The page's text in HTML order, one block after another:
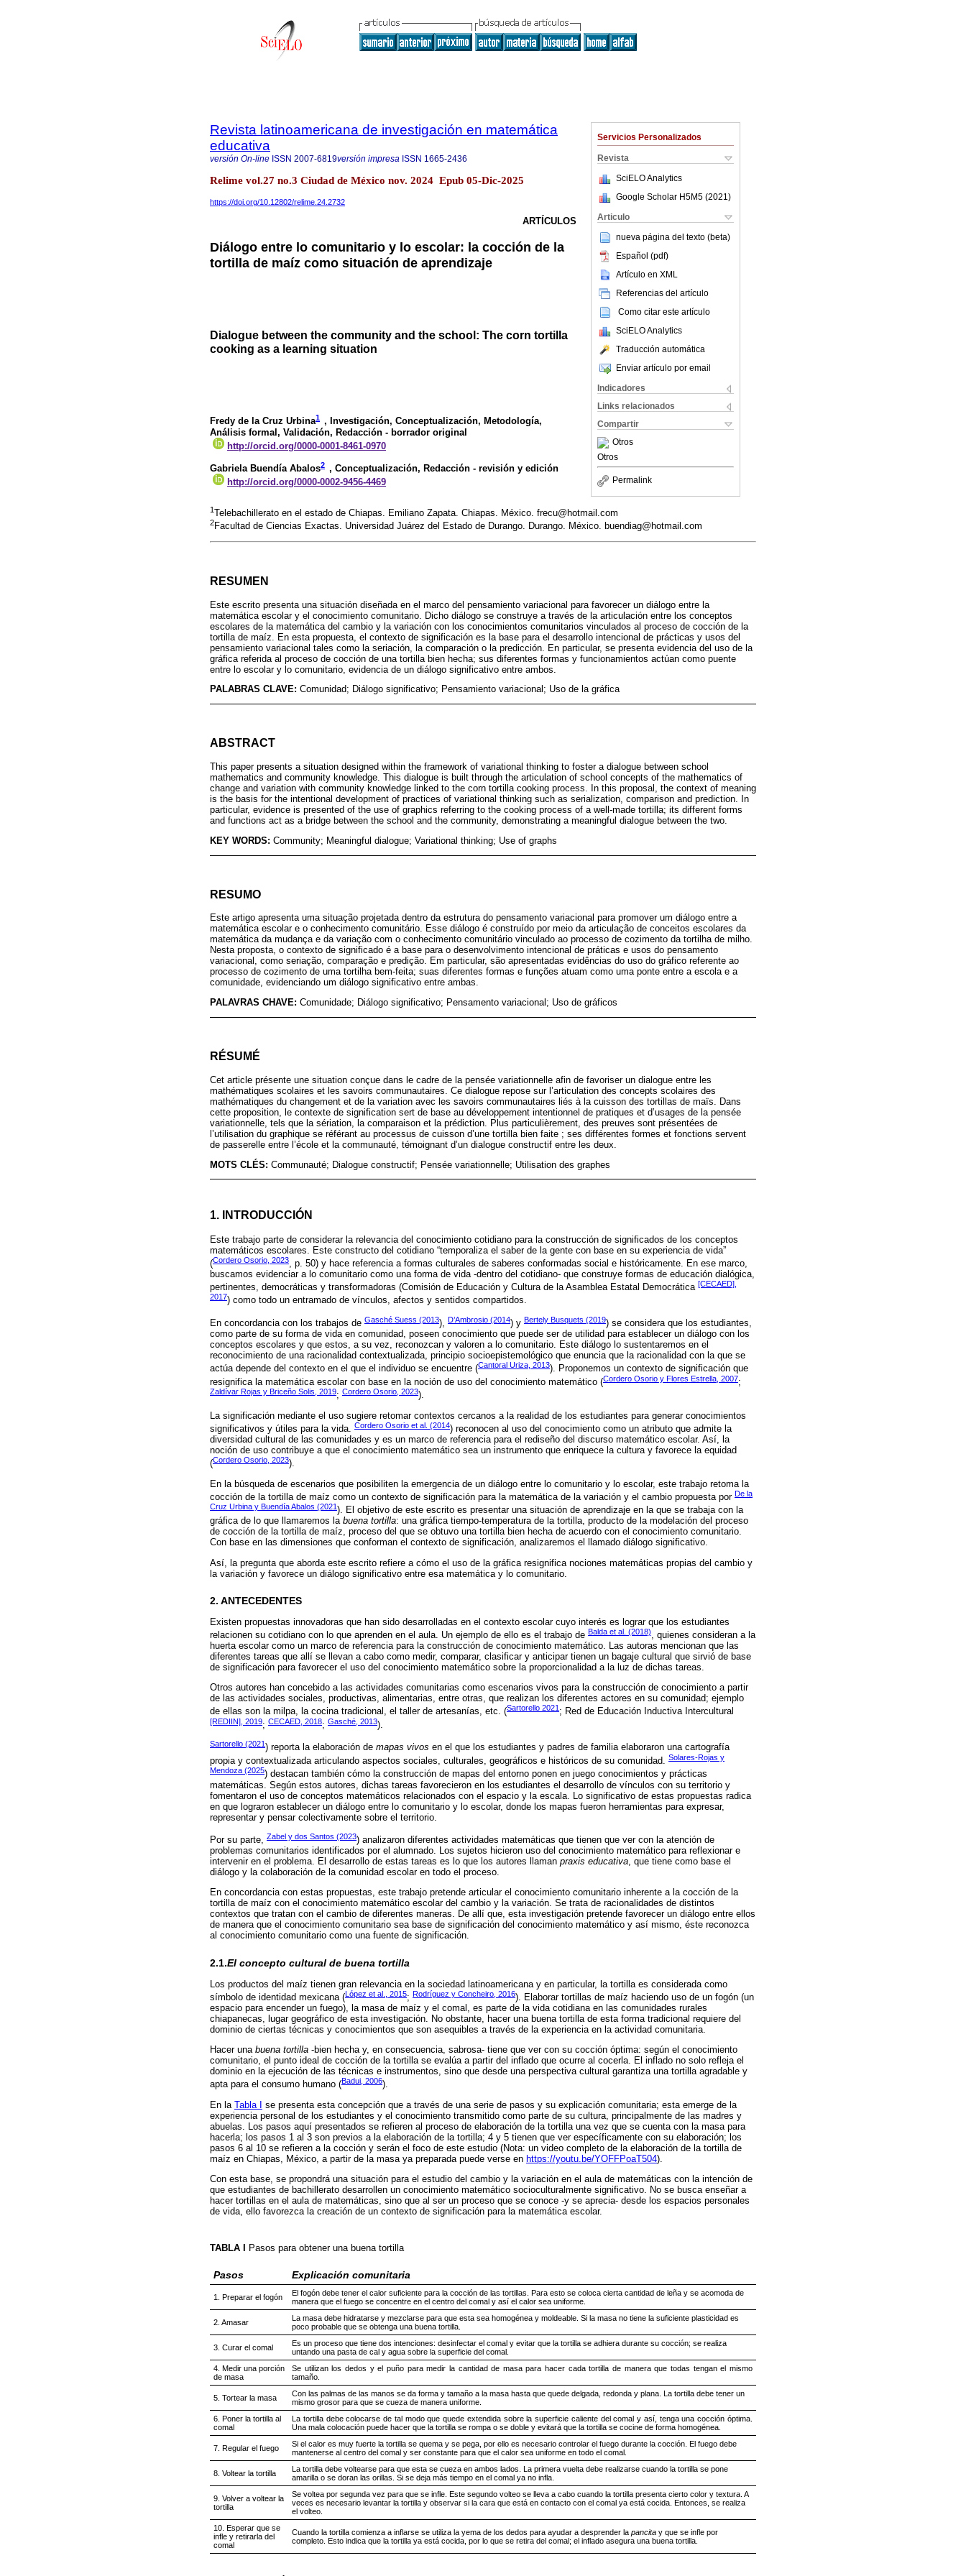
Servicios Personalizados
Revista
SciELO Analytics
Google Scholar H5M5 (2021 )
Articulo
nueva página del texto (beta)
Español (pdf)
Artículo en XML
Referencias del artículo
Como citar este artículo
SciELO Analytics
Traducción automática
Enviar artículo por email
Indicadores
Links relacionados
Compartir
Otros
Otros
Permalink
Revista latinoamericana de investigación en matemática
educativa
versión On-line ISSN 2007-6819versión impresa ISSN 1665-2436
Relime vol.27 no.3 Ciudad de México nov. 2024 Epub 05-Dic-2025
https://doi.org/10.12802/relime.24.2732
ARTÍCULOS
Diálogo entre lo comunitario y lo escolar: la cocción de la
tortilla de maíz como situación de aprendizaje
Dialogue between the community and the school: The corn tortilla
cooking as a learning situation
Fredy de la Cruz Urbina1 , Investigación, Conceptualización, Metodología,
Análisis formal, Validación, Redacción - borrador original
http://orcid.org/0000-0001-8461-0970
Gabriela Buendía Abalos2 , Conceptualización, Redacción - revisión y edición
http://orcid.org/0000-0002-9456-4469
1Telebachillerato en el estado de Chiapas. Emiliano Zapata. Chiapas. México. frecu@hotmail.com
2Facultad de Ciencias Exactas. Universidad Juárez del Estado de Durango. Durango. México. buendiag@hotmail.com
RESUMEN
Este escrito presenta una situación diseñada en el marco del pensamiento variacional para favorecer un diálogo entre la
matemática escolar y el conocimiento comunitario. Dicho diálogo se construye a través de la articulación entre los conceptos
escolares de la matemática del cambio y la variación con los conocimientos comunitarios vinculados al proceso de cocción de la
tortilla de maíz. En esta propuesta, el contexto de significación es la base para el desarrollo intencional de prácticas y usos del
pensamiento variacional tales como la seriación, la comparación o la predicción. En particular, se presenta evidencia del uso de la
gráfica referida al proceso de cocción de una tortilla bien hecha; sus diferentes formas y funcionamientos actúan como puente
entre lo escolar y lo comunitario, evidencia de un diálogo significativo entre ambos.
PALABRAS CLAVE: Comunidad; Diálogo significativo; Pensamiento variacional; Uso de la gráfica
ABSTRACT
This paper presents a situation designed within the framework of variational thinking to foster a dialogue between school
mathematics and community knowledge. This dialogue is built through the articulation of school concepts of the mathematics of
change and variation with community knowledge linked to the corn tortilla cooking process. In this proposal, the context of meaning
is the basis for the intentional development of practices of variational thinking such as serialization, comparison and prediction. In
particular, evidence is presented of the use of graphics referring to the cooking process of a well-made tortilla; its different forms
and functions act as a bridge between the school and the community, demonstrating a meaningful dialogue between the two.
KEY WORDS: Community; Meaningful dialogue; Variational thinking; Use of graphs
RESUMO
Este artigo apresenta uma situação projetada dentro da estrutura do pensamento variacional para promover um diálogo entre a
matemática escolar e o conhecimento comunitário. Esse diálogo é construído por meio da articulação de conceitos escolares da
matemática da mudança e da variação com o conhecimento comunitário vinculado ao processo de cozimento da tortilha de milho.
Nesta proposta, o contexto de significado é a base para o desenvolvimento intencional de práticas e usos do pensamento
variacional, como seriação, comparação e predição. Em particular, são apresentadas evidências do uso do gráfico referente ao
processo de cozimento de uma tortilha bem-feita; suas diferentes formas e funções atuam como uma ponte entre a escola e a
comunidade, evidenciando um diálogo significativo entre ambas.
PALAVRAS CHAVE: Comunidade; Diálogo significativo; Pensamento variacional; Uso de gráficos
RÉSUMÉ
Cet article présente une situation conçue dans le cadre de la pensée variationnelle afin de favoriser un dialogue entre les
mathématiques scolaires et les savoirs communautaires. Ce dialogue repose sur l’articulation des concepts scolaires des
mathématiques du changement et de la variation avec les savoirs communautaires liés à la cuisson des tortillas de maïs. Dans
cette proposition, le contexte de signification sert de base au développement intentionnel de pratiques et d’usages de la pensée
variationnelle, tels que la sériation, la comparaison et la prédiction. Plus particulièrement, des preuves sont présentées de
l’utilisation du graphique se référant au processus de cuisson d’une tortilla bien faite ; ses différentes formes et fonctions servent
de passerelle entre l’école et la communauté, témoignant d’un dialogue constructif entre les deux.
MOTS CLÉS: Communauté; Dialogue constructif; Pensée variationnelle; Utilisation des graphes
1. INTRODUCCIÓN
Este trabajo parte de considerar la relevancia del conocimiento cotidiano para la construcción de significados de los conceptos
matemáticos escolares. Este constructo del cotidiano “temporaliza el saber de la gente con base en su experiencia de vida”
(Cordero Osorio, 2023, p. 50) y hace referencia a formas culturales de saberes conformadas social e históricamente. En ese marco,
buscamos evidenciar a lo comunitario como una forma de vida -dentro del cotidiano- que construye formas de educación dialógica,
pertinentes, democráticas y transformadoras (Comisión de Educación y Cultura de la Asamblea Estatal Democrática [CECAED],
2017) como todo un entramado de vínculos, afectos y sentidos compartidos.
En concordancia con los trabajos de Gasché Suess (2013), D’Ambrosio (2014) y Bertely Busquets (2019) se considera que los estudiantes,
como parte de su forma de vida en comunidad, poseen conocimiento que puede ser de utilidad para establecer un diálogo con los
conceptos escolares y que estos, a su vez, reconozcan y valoren a lo comunitario. Este diálogo lo sustentaremos en el
reconocimiento de una racionalidad contextualizada, principio socioepistemológico que enuncia que la racionalidad con la que se
actúa depende del contexto en el que el individuo se encuentre (Cantoral Uriza, 2013). Proponemos un contexto de significación que
resignifica la matemática escolar con base en la noción de uso del conocimiento matemático (Cordero Osorio y Flores Estrella, 2007;
Zaldívar Rojas y Briceño Solis, 2019; Cordero Osorio, 2023).
La significación mediante el uso sugiere retomar contextos cercanos a la realidad de los estudiantes para generar conocimientos
significativos y útiles para la vida. Cordero Osorio et al. (2014) reconocen al uso del conocimiento como un atributo que admite la
diversidad cultural de las comunidades y es un marco de referencia para el rediseño del discurso matemático escolar. Así, la
noción de uso contribuye a que el conocimiento matemático sea un instrumento que enriquece la cultura y favorece la equidad
(Cordero Osorio, 2023).
En la búsqueda de escenarios que posibiliten la emergencia de un diálogo entre lo comunitario y lo escolar, este trabajo retoma la
cocción de la tortilla de maíz como un contexto de significación para la matemática de la variación y el cambio propuesta por De la
Cruz Urbina y Buendía Abalos (2021). El objetivo de este escrito es presentar una situación de aprendizaje en la que se trabaja con la
gráfica de lo que llamaremos la buena tortilla: una gráfica tiempo-temperatura de la tortilla, producto de la modelación del proceso
de cocción de la tortilla de maíz, proceso del que se obtuvo una tortilla bien hecha de acuerdo con el conocimiento comunitario.
Con base en las dimensiones que conforman el contexto de significación, analizaremos el llamado diálogo significativo.
Así, la pregunta que aborda este escrito refiere a cómo el uso de la gráfica resignifica nociones matemáticas propias del cambio y
la variación y favorece un diálogo significativo entre esa matemática y lo comunitario.
2. ANTECEDENTES
Existen propuestas innovadoras que han sido desarrolladas en el contexto escolar cuyo interés es lograr que los estudiantes
relacionen su cotidiano con lo que aprenden en el aula. Un ejemplo de ello es el trabajo de Balda et al. (2018), quienes consideran a la
huerta escolar como un marco de referencia para la construcción de conocimiento matemático. Las autoras mencionan que las
diferentes tareas que allí se llevan a cabo como medir, comparar, clasificar y anticipar tienen un bagaje cultural que sirvió de base
de significación para favorecer el uso del conocimiento matemático sobre la proporcionalidad a la luz de dichas tareas.
Otros autores han concebido a las actividades comunitarias como escenarios vivos para la construcción de conocimiento a partir
de las actividades sociales, productivas, alimentarias, entre otras, que realizan los diferentes actores en su comunidad; ejemplo
de ellas son la milpa, la cocina tradicional, el taller de artesanías, etc. (Sartorello 2021; Red de Educación Inductiva Intercultural
[REDIIN], 2019; CECAED, 2018; Gasché, 2013).
Sartorello (2021 ) reporta la elaboración de mapas vivos en el que los estudiantes y padres de familia elaboraron una cartografía
propia y contextualizada articulando aspectos sociales, culturales, geográficos e históricos de su comunidad. Solares-Rojas y
Mendoza (2025) destacan también cómo la construcción de mapas del entorno ponen en juego conocimientos y prácticas
matemáticas. Según estos autores, dichas tareas favorecieron en los estudiantes el desarrollo de vínculos con su territorio y
fomentaron el uso de conceptos matemáticos relacionados con el espacio y la escala. Lo significativo de estas propuestas radica
en que lograron establecer un diálogo entre lo comunitario y lo escolar, donde los mapas fueron herramientas para expresar,
representar y pensar colectivamente sobre el territorio.
Por su parte, Zabel y dos Santos (2023) analizaron diferentes actividades matemáticas que tienen que ver con la atención de
problemas comunitarios identificados por el alumnado. Los sujetos hicieron uso del conocimiento matemático para reflexionar e
intervenir en el problema. El desarrollo de estas tareas es lo que los autores llaman praxis educativa, que tiene como base el
diálogo y la colaboración de la comunidad escolar en todo el proceso.
En concordancia con estas propuestas, este trabajo pretende articular el conocimiento comunitario inherente a la cocción de la
tortilla de maíz con el conocimiento matemático escolar del cambio y la variación. Se trata de racionalidades de distintos
contextos que tratan con el cambio de diferentes maneras. De allí que, esta investigación pretende favorecer un diálogo entre ellos
de manera que el conocimiento comunitario sea base de significación del conocimiento matemático y así mismo, éste reconozca
al conocimiento comunitario como una fuente de significación.
2.1.El concepto cultural de buena tortilla
Los productos del maíz tienen gran relevancia en la sociedad latinoamericana y en particular, la tortilla es considerada como
símbolo de identidad mexicana (López et al., 2015; Rodríguez y Concheiro, 2016). Elaborar tortillas de maíz haciendo uso de un fogón (un
espacio para encender un fuego), la masa de maíz y el comal, es parte de la vida cotidiana en las comunidades rurales
chiapanecas, lugar geográfico de esta investigación. No obstante, hacer una buena tortilla de esta forma tradicional requiere del
dominio de ciertas técnicas y conocimientos que son asequibles a través de la experiencia en la actividad comunitaria.
Hacer una buena tortilla -bien hecha y, en consecuencia, sabrosa- tiene que ver con su cocción óptima: según el conocimiento
comunitario, el punto ideal de cocción de la tortilla se evalúa a partir del inflado que ocurre al cocerla. El inflado no solo refleja el
dominio en la ejecución de las técnicas e instrumentos, sino que desde una perspectiva cultural garantiza una tortilla agradable y
apta para el consumo humano (Badui, 2006).
En la Tabla I se presenta esta concepción que a través de una serie de pasos y su explicación comunitaria; esta emerge de la
experiencia personal de los estudiantes y el conocimiento transmitido como parte de su cultura, principalmente de las madres y
abuelas. Los pasos aquí presentados se refieren al proceso de elaboración de la tortilla una vez que se cuenta con la masa para
hacerla; los pasos 1 al 3 son previos a la elaboración de la tortilla; 4 y 5 tienen que ver específicamente con su elaboración; los
pasos 6 al 10 se refieren a la cocción y serán el foco de este estudio (Nota: un video completo de la elaboración de la tortilla de
maíz en Chiapas, México, a partir de la masa ya preparada puede verse en https://youtu.be/YOFFPoaT504).
Con esta base, se propondrá una situación para el estudio del cambio y la variación en el aula de matemáticas con la intención de
que estudiantes de bachillerato desarrollen un conocimiento matemático socioculturalmente significativo. No se busca enseñar a
hacer tortillas en el aula de matemáticas, sino que al ser un proceso que se conoce -y se aprecia- desde los espacios personales
de vida, ello favorezca la creación de un contexto de significación para la matemática escolar.
TABLA I Pasos para obtener una buena tortilla
Pasos Explicación comunitaria
1. Preparar el fogón
El fogón debe tener el calor suficiente para la cocción de las tortillas. Para esto se coloca cierta cantidad de leña y se acomoda de
manera que el fuego se concentre en el centro del comal y así el calor sea uniforme.
2. Amasar
La masa debe hidratarse y mezclarse para que esta sea homogénea y moldeable. Si la masa no tiene la suficiente plasticidad es
poco probable que se obtenga una buena tortilla.
3. Curar el comal
Es un proceso que tiene dos intenciones: desinfectar el comal y evitar que la tortilla se adhiera durante su cocción; se realiza
untando una pasta de cal y agua sobre la superficie del comal.
4. Medir una porción
de masa
Se utilizan los dedos y el puño para medir la cantidad de masa para hacer cada tortilla de manera que todas tengan el mismo
tamaño.
5. Tortear la masa
Con las palmas de las manos se da forma y tamaño a la masa hasta que quede delgada, redonda y plana. La tortilla debe tener un
mismo grosor para que se cueza de manera uniforme.
6. Poner la tortilla al
comal
La tortilla debe colocarse de tal modo que quede extendida sobre la superficie caliente del comal y así, tenga una cocción óptima.
Una mala colocación puede hacer que la tortilla se rompa o se doble y evitará que la tortilla se cocine de forma homogénea.
7. Regular el fuego
Si el calor es muy fuerte la tortilla se quema y se pega, por ello es necesario controlar el fuego durante la cocción. El fuego debe
mantenerse al centro del comal y ser constante para que el calor sea uniforme en todo el comal.
8. Voltear la tortilla
La tortilla debe voltearse para que esta se cueza en ambos lados. La primera vuelta debe realizarse cuando la tortilla se pone
amarilla o se doran las orillas. Si se deja más tiempo en el comal ya no infla.
9. Volver a voltear la
tortilla
Se voltea por segunda vez para que se infle. Este segundo volteo se lleva a cabo cuando la tortilla presenta cierto color y textura. A
veces es necesario levantar la tortilla y observar si la cara que está en contacto con el comal ya está cocida. Entonces, se realiza
el volteo.
10. Esperar que se
infle y retirarla del
comal
Cuando la tortilla comienza a inflarse se utiliza la yema de los dedos para ayudar a desprender la pancita y que se infle por
completo. Esto indica que la tortilla ya está cocida, por lo que se retira del comal; el inflado asegura una buena tortilla.